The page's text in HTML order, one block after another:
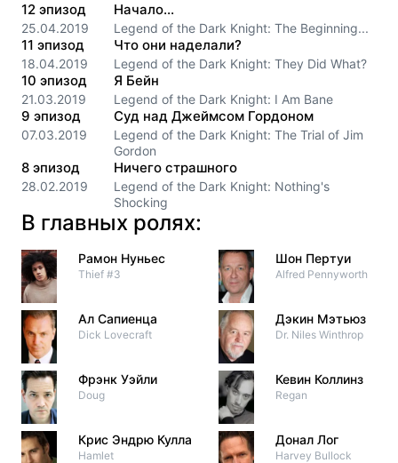
12 эпизод
25.04.2019
Начало...
Legend of the Dark Knight: The Beginning...
11 эпизод
18.04.2019
Что они наделали?
Legend of the Dark Knight: They Did What?
10 эпизод
21.03.2019
Я Бейн
Legend of the Dark Knight: I Am Bane
9 эпизод
07.03.2019
Суд над Джеймсом Гордоном
Legend of the Dark Knight: The Trial of Jim
Gordon
8 эпизод
28.02.2019
Ничего страшного
Legend of the Dark Knight: Nothing's
Shocking
В главных ролях:
Рамон Нуньес
Thief #3
Ал Сапиенца
Dick Lovecraft
Фрэнк Уэйли
Doug
Крис Эндрю Кулла
Hamlet
Шон Пертуи
Alfred Pennyworth
Дэкин Мэтьюз
Dr. Niles Winthrop
Кевин Коллинз
Regan
Донал Лог
Harvey Bullock